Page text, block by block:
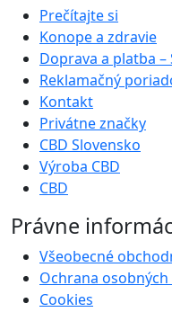
Prečítajte si
Konope a zdravie
Doprava a platba
Reklamačný
Kontakt
Privátne značky
CBD Slovensko
Výroba CBD
CBD
Právne
Všeobecné
Ochrana
Cookies